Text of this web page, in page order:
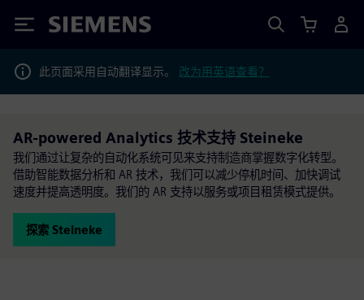
Siemens
此页面采用自动翻译显示。 改为用英语查看？
AR-powered Analytics 技术支持 Steineke
我们通过让复杂的自动化系统可见来支持制造商掌握数字化转型。
借助智能数据分析和 AR 技术，我们可以减少停机时间、加快调试
速度并提高透明度。我们的 AR 支持以服务或项目租赁模式提供。
探索 Steineke